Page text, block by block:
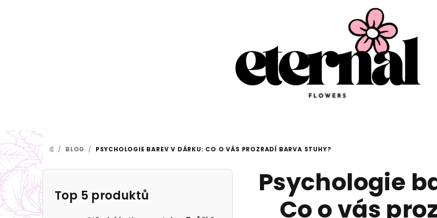
DOMŮ
/ BLOG / PSYCHOLOGIE BAREV V DÁRKU: CO O VÁS PROZRADÍ BARVA STUHY?
P
o
Top 5 produktů
Psychologie
Co o vás